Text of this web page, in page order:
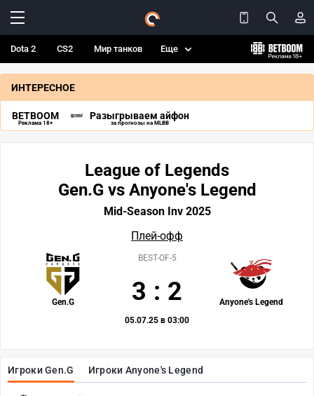
Dota 2 CS2 Мир танков Еще
ИНТЕРЕСНОЕ
BETBOOM
Реклама 18+
Разыгрываем айфон
за прогнозы на MLBB
Игроки Gen.G Игроки Anyone's Legend
League of Legends
Gen.G vs Anyone's Legend
Mid-Season Inv 2025
Плей-офф
Gen.G Anyone's Legend
BEST-OF-5
3 : 2
05.07.25 в 03:00